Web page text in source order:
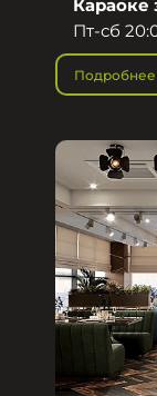
Караоке
Пт-сб
Подробнее